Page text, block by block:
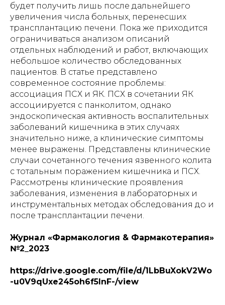
будет получить лишь после дальнейшего
увеличения числа больных, перенесших
трансплантацию печени. Пока же приходится
ограничиваться анализом описаний
отдельных наблюдений и работ, включающих
небольшое количество обследованных
пациентов. В статье представлено
современное состояние проблемы:
ассоциация ПСХ и ЯК. ПСХ в сочетании ЯК
ассоциируется с панколитом, однако
эндоскопическая активность воспалительных
заболеваний кишечника в этих случаях
значительно ниже, а клинические симптомы
менее выражены. Представлены клинические
случаи сочетанного течения язвенного колита
с тотальным поражением кишечника и ПСХ.
Рассмотрены клинические проявления
заболевания, изменения в лабораторных и
инструментальных методах обследования до и
после трансплантации печени.
Журнал «Фармакология & Фармакотерапия»
№2_2023
https://drive.google.com/file/d/1LbBuXokV2Wo
-u0V9qUxe245oh6f5lnF-/view